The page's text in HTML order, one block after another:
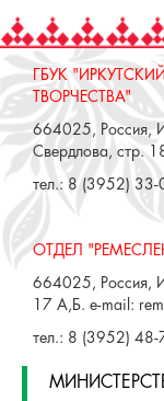
ГБУК
ТВОРЧЕСТВА"
664025, Россия,
Свердлова, стр.
тел.: 8 (3952) 33-
ОТДЕЛ
664025, Россия,
17 А,Б. e-mail:
тел.: 8 (3952) 48-